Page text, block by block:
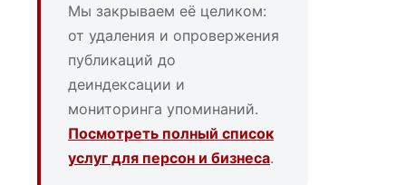
Мы закрываем её целиком:
от удаления и опровержения
публикаций до
деиндексации и
мониторинга упоминаний.
Посмотреть полный список
услуг для персон и бизнеса.